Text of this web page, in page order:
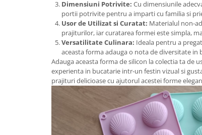
Dimensiuni Potrivite: Cu dimensiunile
portii potrivite pentru a imparti cu familia si
Usor de Utilizat si Curatat: Materialul non-
prajiturilor, iar curatarea formei este simpla,
Versatilitate Culinara: Ideala pentru a
aceasta forma adauga o nota de diversitate in
Adauga aceasta forma de silicon la colectia ta de
experienta in bucatarie intr-un festin vizual si
prajituri delicioase cu ajutorul acestei forme